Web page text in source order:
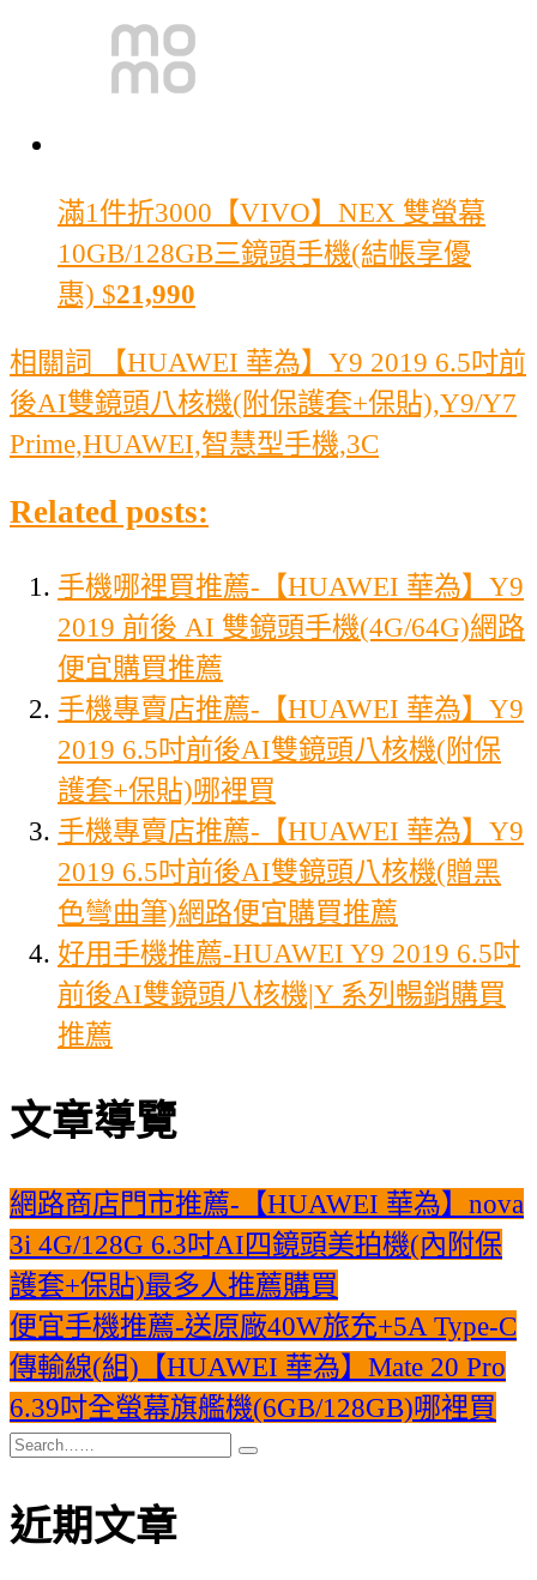
滿1件折3000 【VIVO】NEX 雙螢幕
10GB/128GB三鏡頭手機(結帳享優
惠) $21,990
相關詞 【HUAWEI 華為】Y9 2019 6.5吋前
後AI雙鏡頭八核機(附保護套+保貼),Y9/Y7
Prime,HUAWEI,智慧型手機,3C
Related posts:
手機哪裡買推薦-【HUAWEI 華為】Y9
2019 前後 AI 雙鏡頭手機(4G/64G)網路
便宜購買推薦
手機專賣店推薦-【HUAWEI 華為】Y9
2019 6.5吋前後AI雙鏡頭八核機(附保
護套+保貼)哪裡買
手機專賣店推薦-【HUAWEI 華為】Y9
2019 6.5吋前後AI雙鏡頭八核機(贈黑
色彎曲筆)網路便宜購買推薦
好用手機推薦-HUAWEI Y9 2019 6.5吋
前後AI雙鏡頭八核機|Y 系列暢銷購買
推薦
文章導覽
網路商店門市推薦-【HUAWEI 華為】nova
3i 4G/128G 6.3吋AI四鏡頭美拍機(內附保
護套+保貼)最多人推薦購買
便宜手機推薦-送原廠40W旅充+5A Type-C
傳輸線(組)【HUAWEI 華為】Mate 20 Pro
6.39吋全螢幕旗艦機(6GB/128GB)哪裡買
近期文章